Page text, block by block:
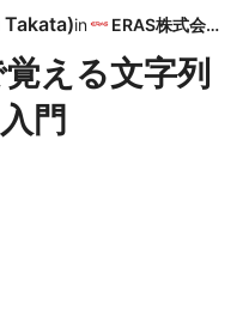
)in ERAS株式会社
える文字列
門